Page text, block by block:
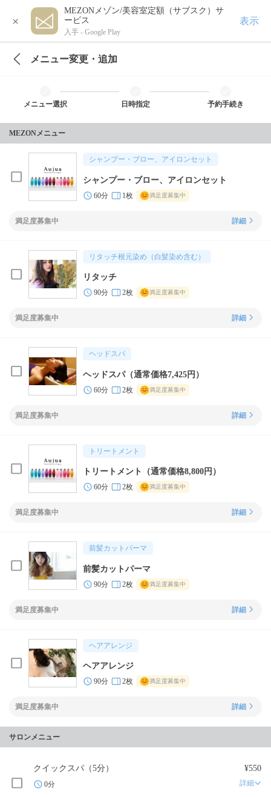
×
MEZONメゾン/美容室定額（サブスク）サ
ービス
入手 - Google Play
表示
メニュー変更・追加
メニュー選択 日時指定 予約手続き
MEZONメニュー
シャンプー・ブロー、アイロンセット
シャンプー・ブロー、アイロンセット
60分 1枚 満足度募集中
満足度募集中 詳細
リタッチ根元染め（白髪染め含む）
リタッチ
90分 2枚 満足度募集中
満足度募集中 詳細
ヘッドスパ
ヘッドスパ（通常価格7,425円）
60分 2枚 満足度募集中
満足度募集中 詳細
トリートメント
トリートメント（通常価格8,800円）
60分 2枚 満足度募集中
満足度募集中 詳細
前髪カットパーマ
前髪カットパーマ
90分 2枚 満足度募集中
満足度募集中 詳細
ヘアアレンジ
ヘアアレンジ
90分 2枚 満足度募集中
満足度募集中 詳細
サロンメニュー
クイックスパ（5分） ¥550
0分 詳細